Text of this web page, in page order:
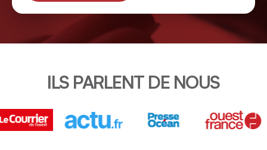
ILS PARLENT DE NOUS